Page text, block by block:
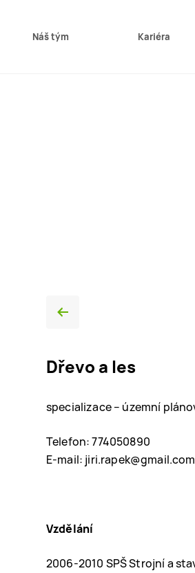
Náš tým Kariéra
Dřevo a les
specializace – územní
Telefon: 774050890
E-mail: jiri.rapek@gmail.com
Vzdělání
2006-2010 SPŠ Strojní a